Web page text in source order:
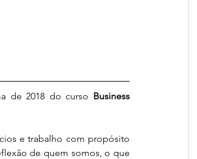
de 2018 do curso Business
e trabalho com propósito
de quem somos, o que